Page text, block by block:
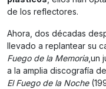
de los reflectores.
Ahora, dos décadas
llevado a replantear su
Fuego de la Memoria,un
a la amplia discografía
El Fuego de la Noche